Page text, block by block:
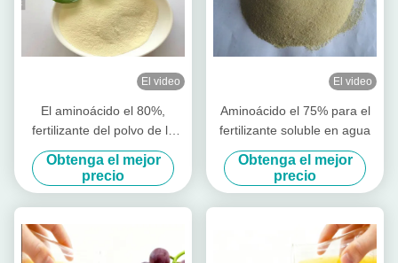
El video
El aminoácido el 80%,
fertilizante del polvo de la
agricultura del aminoácido
estimula crecimiento de la
raíz
Obtenga el mejor
precio
El video
Aminoácido el 75% para el
fertilizante soluble en agua
Obtenga el mejor
precio